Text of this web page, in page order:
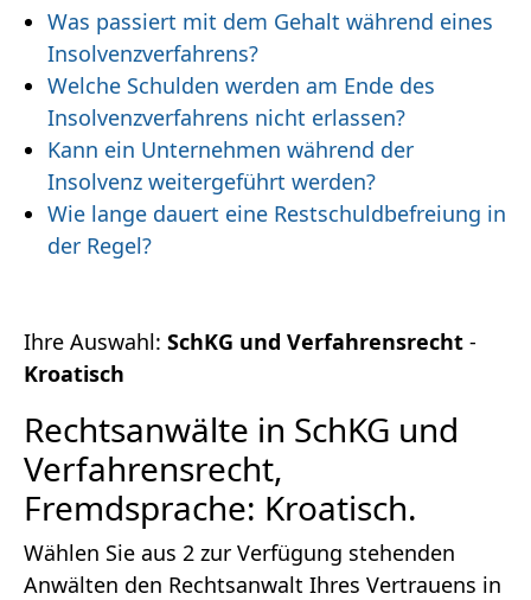
Was passiert mit dem Gehalt während eines
Insolvenzverfahrens?
Welche Schulden werden am Ende des
Insolvenzverfahrens nicht erlassen?
Kann ein Unternehmen während der
Insolvenz weitergeführt werden?
Wie lange dauert eine Restschuldbefreiung in
der Regel?
Ihre Auswahl: SchKG und Verfahrensrecht -
Kroatisch
Rechtsanwälte in SchKG und
Verfahrensrecht,
Fremdsprache: Kroatisch.
Wählen Sie aus 2 zur Verfügung stehenden
Anwälten den Rechtsanwalt Ihres Vertrauens in